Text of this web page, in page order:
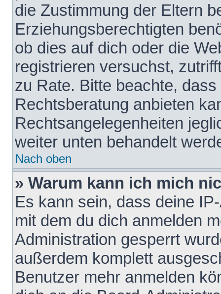
die Zustimmung der Eltern
Erziehungsberechtigten
ob dies auf dich oder die
registrieren versuchst,
zu Rate. Bitte beachte,
Rechtsberatung anbieten
Rechtsangelegenheiten
weiter unten behandelt
Nach oben
» Warum kann ich mich
Es kann sein, dass deine
mit dem du dich anmelden
Administration gesperrt
außerdem komplett
Benutzer mehr anmelden